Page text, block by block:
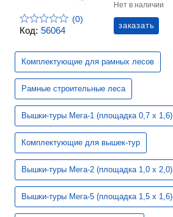
Код: 56064
(0)
Нет в наличии
заказать
Комплектующие для рамных лесов
Рамные строительные леса
Вышки-туры Мега-1 (площадка 0,7 х 1,6)
Комплектующие для вышек-тур
Вышки-туры Мега-2 (площадка 1,0 х 2,0)
Вышки-туры Мега-5 (площадка 1,5 х 1,6)